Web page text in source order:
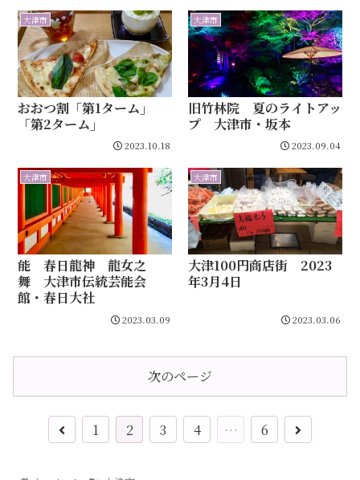
大津市
おおつ割「第1ターム」
「第2ターム」
2023.10.18
大津市
旧竹林院 夏のライトアッ
プ 大津市・坂本
2023.09.04
大津市
能 春日龍神 龍女之
舞 大津市伝統芸能会
館・春日大社
2023.03.09
大津市
大津100円商店街 2023
年3月4日
2023.03.06
次のページ
1 2 3 4 … 6